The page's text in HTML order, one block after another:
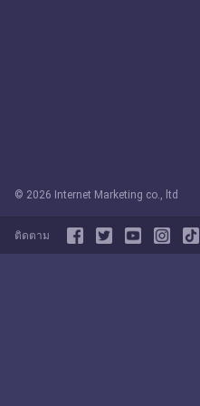
© 2026 Internet Marketing co., ltd
ติดตาม